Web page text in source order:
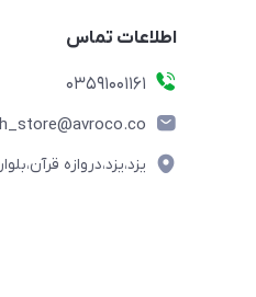
اطلاعات تماس
03591001161
یزد،یزد،دروازه